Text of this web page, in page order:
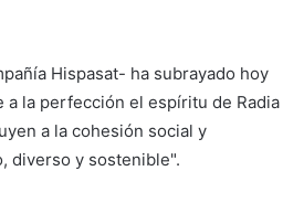
Hispasat- ha subrayado hoy
a la perfección el espíritu de Radia
a la cohesión social y
diverso y sostenible".